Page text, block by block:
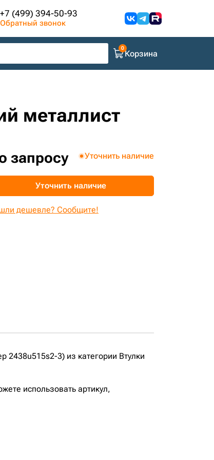
+7 (499) 394-50-93
Обратный звонок
Корзина
металлист
запросу Уточнить наличие
Уточнить наличие
дешевле? Сообщите!
3) из категории Втулки
использовать артикул,